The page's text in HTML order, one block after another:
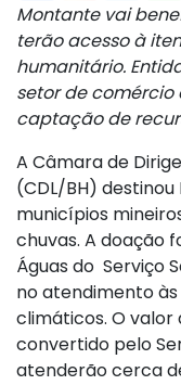
Montante vai
terão acesso à
humanitário.
setor de comércio
captação de
A Câmara de
(CDL/BH)
municípios
chuvas. A doação
Águas do Serviço
no atendimento
climáticos. O valor
convertido pelo
atenderão cerca